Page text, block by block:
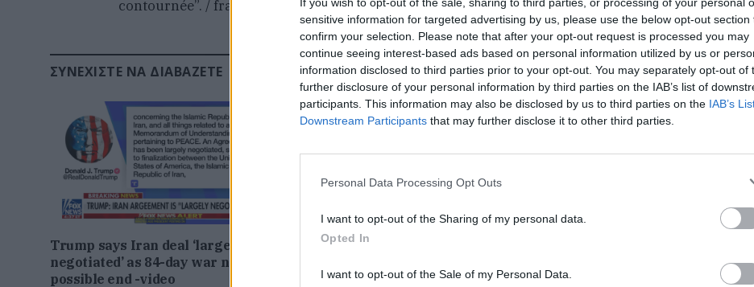
sensitive information for targeted advertising by us, please use the below opt-out section
confirm your selection. Please note that after your opt-out request is processed you may
continue seeing interest-based ads based on personal information utilized by us or
information disclosed to third parties prior to your opt-out. You may separately opt-out of
further disclosure of your personal information by third parties on the IAB’s list of
participants. This information may also be disclosed by us to third parties on the IAB’s
Downstream Participants that may further disclose it to other third parties.
Personal Data Processing Opt Outs
I want to opt-out of the Sharing of my personal data.
Opted In
I want to opt-out of the Sale of my Personal Data.
contournée”. / france info
ΣΥΝΕΧΊΣΤΕ ΝΑ ΔΙΑΒΆΖΕΤΕ
Trump says Iran deal ‘largely
negotiated’ as 84-day war nears
possible end -video
Γιάννης Βαληνάκης στον Prime για
εγρήγορση και σχέδιο» (ηχητικό)
ασφαλής προορισμός – Το πλαφόν
πρέπει να επιβληθεί στα